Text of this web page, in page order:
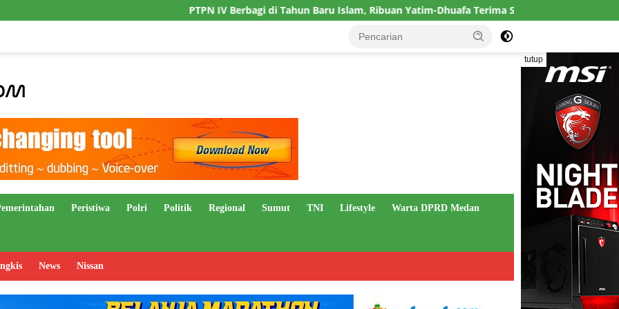
PTPN IV Berbagi di Tahun Baru Islam, Ribuan Yatim-Dhuafa Terima Santunan dan 16 Masjid-Mushola
tutup
Peristiwa Polri Politik Regional Sumut TNI Lifestyle Warta DPRD Medan
News Nissan